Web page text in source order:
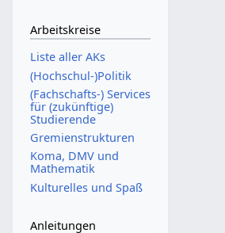
Arbeitskreise
Liste aller AKs
(Hochschul-)Politik
(Fachschafts-) Services
für (zukünftige)
Studierende
Gremienstrukturen
Koma, DMV und
Mathematik
Kulturelles und Spaß
Anleitungen